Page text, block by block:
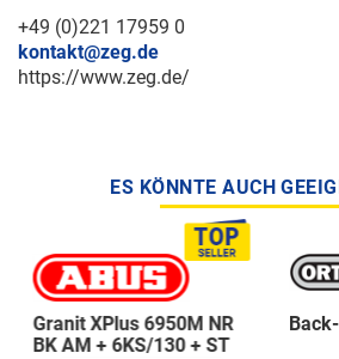
+49 (0)221 17959 0
kontakt@zeg.de
https://www.zeg.de/
ES KÖNNTE AUCH
Granit XPlus 6950M NR
BK AM + 6KS/130 + ST